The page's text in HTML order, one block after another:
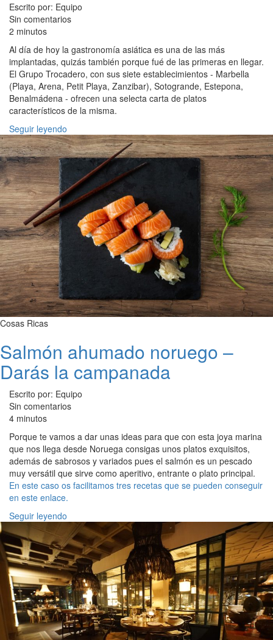
Escrito por: Equipo
Sin comentarios
2 minutos
Al día de hoy la gastronomía asiática es una de las más
implantadas, quizás también porque fué de las primeras en llegar.
El Grupo Trocadero, con sus siete establecimientos - Marbella
(Playa, Arena, Petit Playa, Zanzibar), Sotogrande, Estepona,
Benalmádena - ofrecen una selecta carta de platos
característicos de la misma.
Seguir leyendo
Cosas Ricas
Salmón ahumado noruego –
Darás la campanada
Escrito por: Equipo
Sin comentarios
4 minutos
Porque te vamos a dar unas ideas para que con esta joya marina
que nos llega desde Noruega consigas unos platos exquisitos,
además de sabrosos y variados pues el salmón es un pescado
muy versátil que sirve como aperitivo, entrante o plato principal.
En este caso os facilitamos tres recetas que se pueden conseguir
en este enlace.
Seguir leyendo